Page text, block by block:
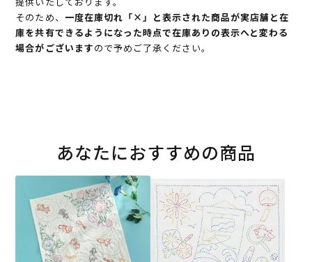
そのため、 一度在庫切れ「×」と表示された商品が実店舗と在
庫を共有できるようになった時点で在庫ありの表示へと変わる
場合がございますので予めご了承ください。
あなたにおすすめの商品